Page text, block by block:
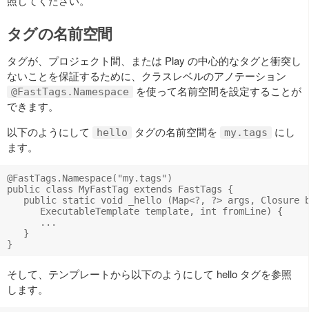
タグの名前空間
タグが、プロジェクト間、または Play の中心的なタグと衝突し
ないことを保証するために、クラスレベルのアノテーション
@FastTags.Namespace
を使って名前空間を設定することが
できます。
以下のようにして
hello タグの名前空間を my.tags
にし
ます。
@FastTags.Namespace("my.tags")
public class MyFastTag extends FastTags {
public static void _hello (Map<?, ?> args, Closure
      ExecutableTemplate template, int fromLine) {
      ...
   }
そして、テンプレートから以下のようにして hello タグを参照
します。